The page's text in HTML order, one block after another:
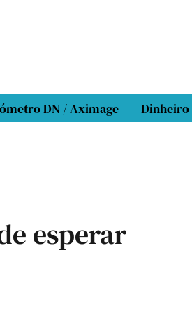
DN / Aximage Dinheiro
esperar